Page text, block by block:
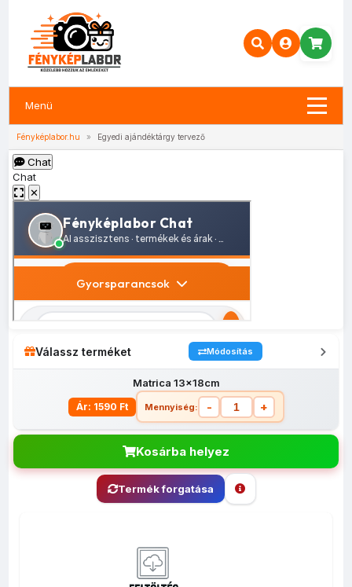
Menü
Fényképlabor.hu » Egyedi ajándéktárgy tervező
Chat
Chat
✕
Válassz terméket Módosítás
Matrica 13x18cm
Ár: 1590 Ft Mennyiség: - +
Borosüveg
matrica
Matrica
Matrica
10x15cm
Kosárba helyez
Termék forgatása